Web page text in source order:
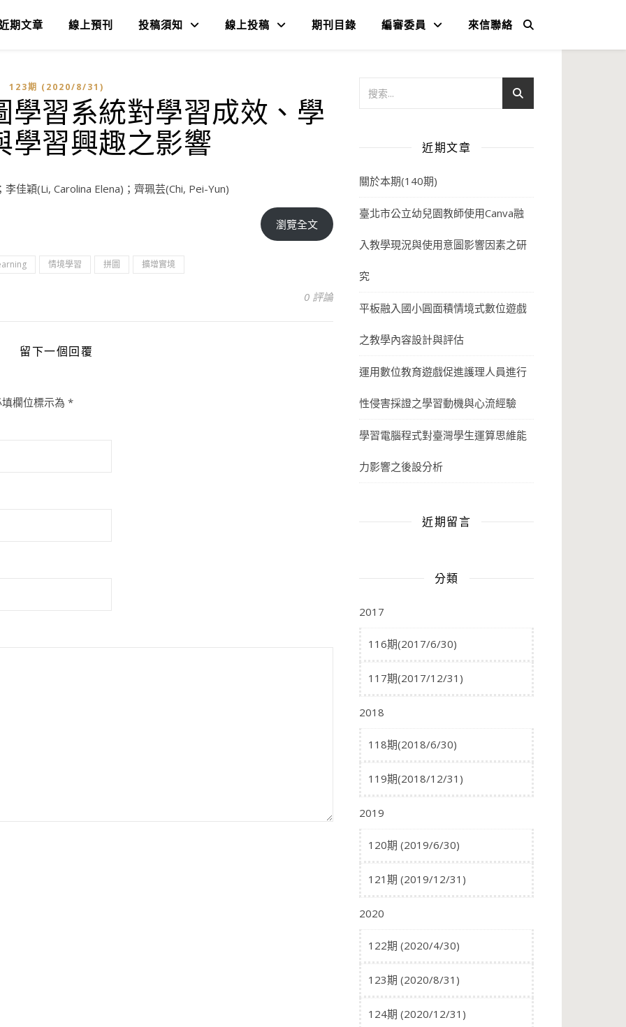
期文章 線上預刊 投稿須知 線上投稿 期刊目錄 編審委員 來信聯絡
123期 (2020/8/31)
學習系統對學習成效、學
學習興趣之影響
佳穎(Li, Carolina Elena)；齊珮芸(Chi, Pei-Yun)
瀏覽全文
情境學習 拼圖 擴增實境
0 評論
留下一個回覆
欄位標示為 *
近期文章
關於本期(140期)
臺北市公立幼兒園教師使用Canva融
入教學現況與使用意圖影響因素之研
究
平板融入國小圓面積情境式數位遊戲
之教學內容設計與評估
運用數位教育遊戲促進護理人員進行
性侵害採證之學習動機與心流經驗
學習電腦程式對臺灣學生運算思維能
力影響之後設分析
近期留言
分類
2017
116期(2017/6/30)
117期(2017/12/31)
2018
118期(2018/6/30)
119期(2018/12/31)
2019
120期 (2019/6/30)
121期 (2019/12/31)
2020
122期 (2020/4/30)
123期 (2020/8/31)
124期 (2020/12/31)